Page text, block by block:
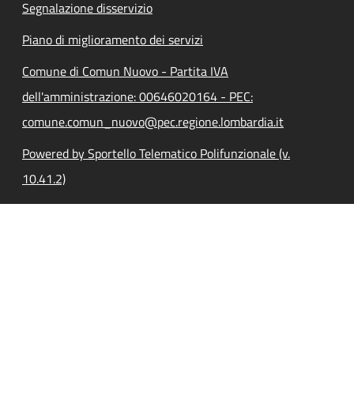
Segnalazione disservizio
Piano di miglioramento dei servizi
Comune di Comun Nuovo - Partita IVA
dell'amministrazione: 00646020164 - PEC:
comune.comun_nuovo@pec.regione.lombardia.it
Powered by Sportello Telematico Polifunzionale (v.
10.41.2)